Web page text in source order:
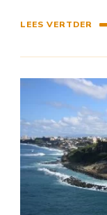
LEES VERTDER